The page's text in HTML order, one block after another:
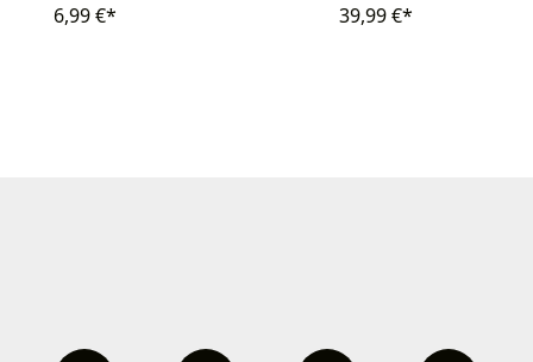
6,99 €*
39,99 €*